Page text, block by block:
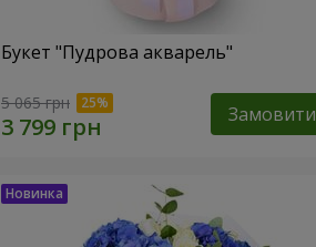
Букет "Пудрова акварель"
5 065 грн Замовити